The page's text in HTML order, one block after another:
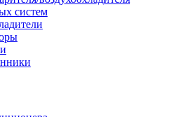
систем